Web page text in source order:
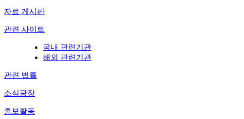
자료 게시판
관련 사이트
국내 관련기관
해외 관련기관
관련 법률
소식광장
홍보활동